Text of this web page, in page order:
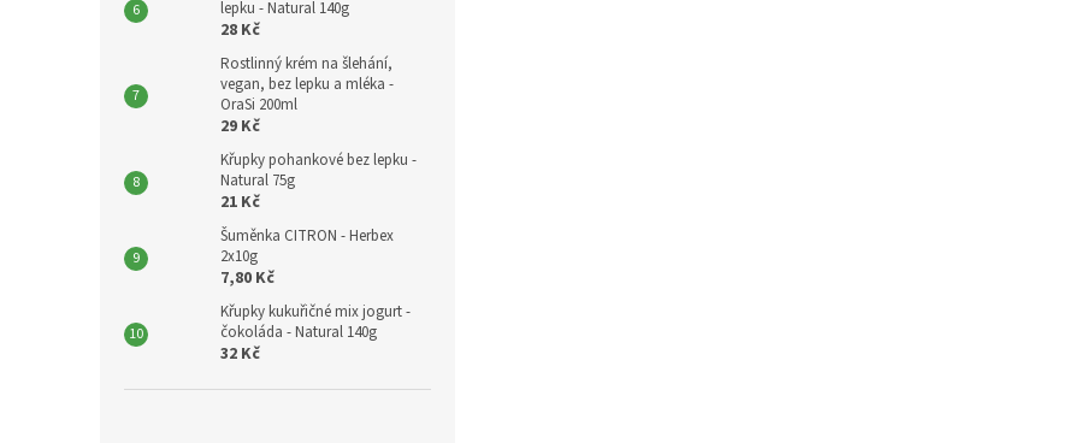
lepku - Natural 140g
28 Kč
Rostlinný krém na šlehání,
vegan, bez lepku a mléka -
OraSi 200ml
29 Kč
Křupky pohankové bez lepku -
Natural 75g
21 Kč
Šuměnka CITRON - Herbex
2x10g
7,80 Kč
Křupky kukuřičné mix jogurt -
čokoláda - Natural 140g
32 Kč